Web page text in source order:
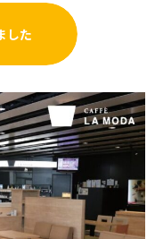
した